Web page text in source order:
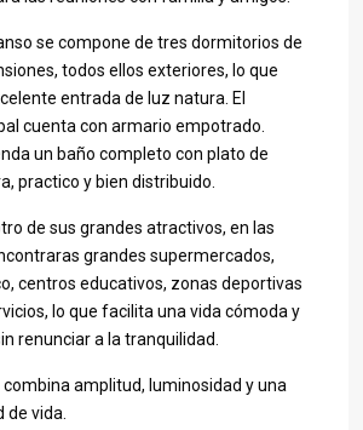
se compone de tres dormitorios de
todos ellos exteriores, lo que
entrada de luz natura. El
cuenta con armario empotrado.
un baño completo con plato de
practico y bien distribuido.
de sus grandes atractivos, en las
grandes supermercados,
centros educativos, zonas deportivas
lo que facilita una vida cómoda y
renunciar a la tranquilidad.
amplitud, luminosidad y una
vida.